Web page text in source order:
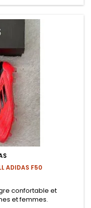
ADIDAS F50
confortable et
et femmes.